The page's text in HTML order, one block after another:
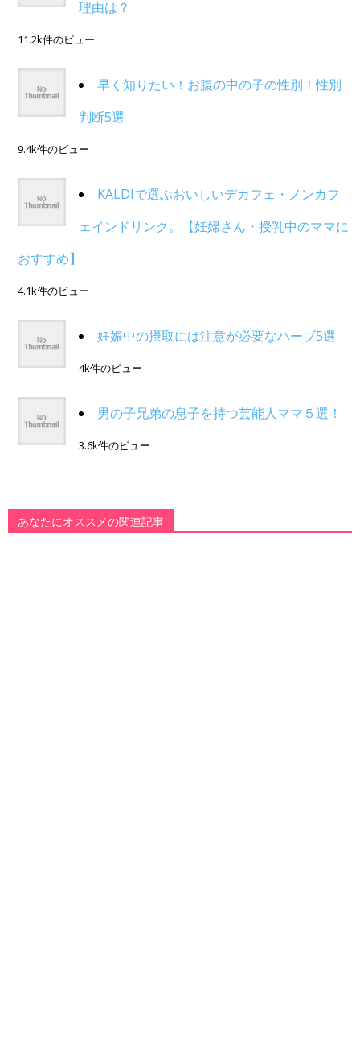
理由は？
11.2k件のビュー
早く知りたい！お腹の中の子の性別！性別
判断5選
9.4k件のビュー
KALDIで選ぶおいしいデカフェ・ノンカフ
ェインドリンク。【妊婦さん・授乳中のママに
おすすめ】
4.1k件のビュー
妊娠中の摂取には注意が必要なハーブ5選
4k件のビュー
男の子兄弟の息子を持つ芸能人ママ５選！
3.6k件のビュー
あなたにオススメの関連記事